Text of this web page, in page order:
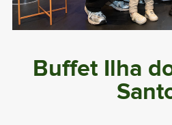
Buffet Ilha